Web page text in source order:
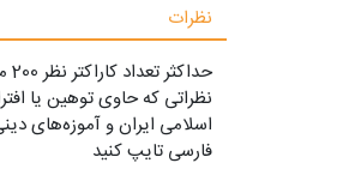
نظرات
حداکثر تعداد کاراکتر نظر 200 ميياشد
نظراتی که حاوی توهین یا
اسلامی ایران و آموزه‌های
فارسی تایپ کنید